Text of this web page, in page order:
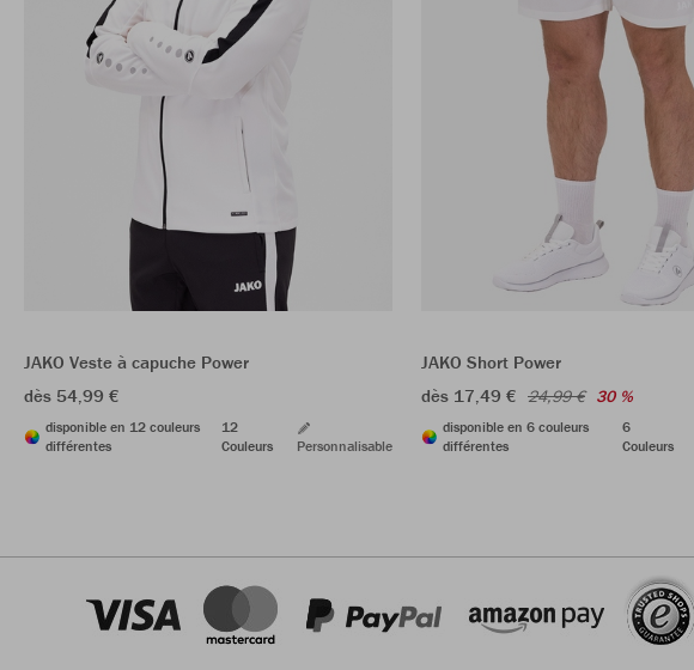
JAKO Veste à capuche Power
dès 54,99 €
disponible en 12 couleurs
différentes
12
Couleurs
Personnalisable
JAKO Short Power
dès 17,49 € 24,99 € 30 %
disponible en 6 couleurs
différentes
6
Couleurs